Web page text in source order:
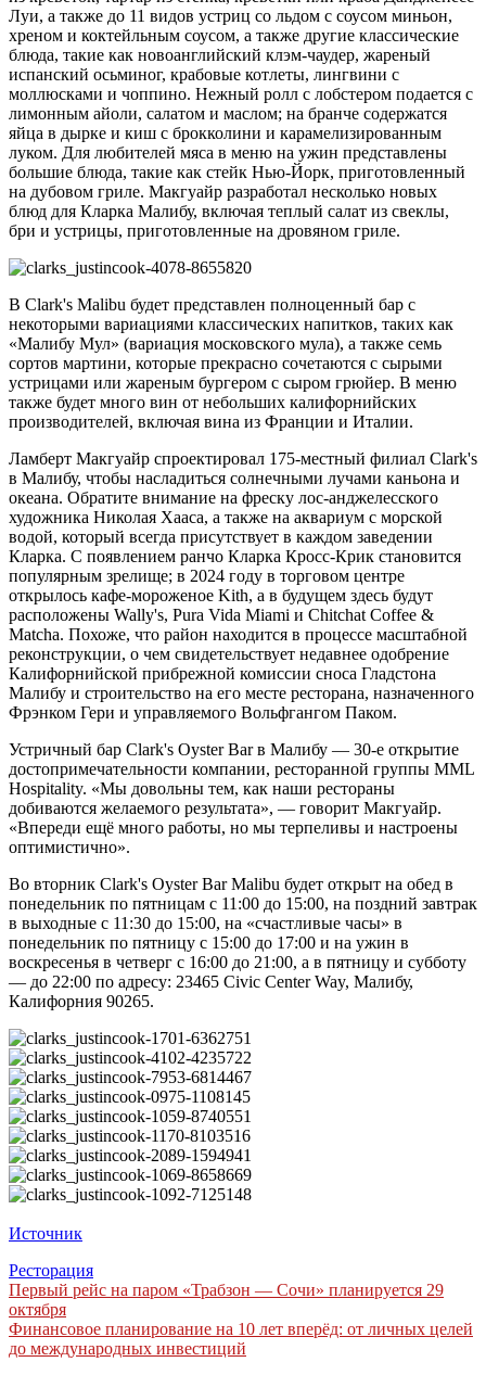
Луи, а также до 11 видов устриц со льдом с соусом миньон,
хреном и коктейльным соусом, а также другие классические
блюда, такие как новоанглийский клэм-чаудер, жареный
испанский осьминог, крабовые котлеты, лингвини с
моллюсками и чоппино. Нежный ролл с лобстером подается с
лимонным айоли, салатом и маслом; на бранче содержатся
яйца в дырке и киш с брокколини и карамелизированным
луком. Для любителей мяса в меню на ужин представлены
большие блюда, такие как стейк Нью-Йорк, приготовленный
на дубовом гриле. Макгуайр разработал несколько новых
блюд для Кларка Малибу, включая теплый салат из свеклы,
бри и устрицы, приготовленные на дровяном гриле.
В Clark's Malibu будет представлен полноценный бар с
некоторыми вариациями классических напитков, таких как
«Малибу Мул» (вариация московского мула), а также семь
сортов мартини, которые прекрасно сочетаются с сырыми
устрицами или жареным бургером с сыром грюйер. В меню
также будет много вин от небольших калифорнийских
производителей, включая вина из Франции и Италии.
Ламберт Макгуайр спроектировал 175-местный филиал Clark's
в Малибу, чтобы насладиться солнечными лучами каньона и
океана. Обратите внимание на фреску лос-анджелесского
художника Николая Хааса, а также на аквариум с морской
водой, который всегда присутствует в каждом заведении
Кларка. С появлением ранчо Кларка Кросс-Крик становится
популярным зрелище; в 2024 году в торговом центре
открылось кафе-мороженое Kith, а в будущем здесь будут
расположены Wally's, Pura Vida Miami и Chitchat Coffee &
Matcha. Похоже, что район находится в процессе масштабной
реконструкции, о чем свидетельствует недавнее одобрение
Калифорнийской прибрежной комиссии сноса Гладстона
Малибу и строительство на его месте ресторана, назначенного
Фрэнком Гери и управляемого Вольфгангом Паком.
Устричный бар Clark's Oyster Bar в Малибу — 30-е открытие
достопримечательности компании, ресторанной группы MML
Hospitality. «Мы довольны тем, как наши рестораны
добиваются желаемого результата», — говорит Макгуайр.
«Впереди ещё много работы, но мы терпеливы и настроены
оптимистично».
Во вторник Clark's Oyster Bar Malibu будет открыт на обед в
понедельник по пятницам с 11:00 до 15:00, на поздний завтрак
в выходные с 11:30 до 15:00, на «счастливые часы» в
понедельник по пятницу с 15:00 до 17:00 и на ужин в
воскресенья в четверг с 16:00 до 21:00, а в пятницу и субботу
— до 22:00 по адресу: 23465 Civic Center Way, Малибу,
Калифорния 90265.
Источник
Ресторация
Навигация
по
записям
Первый рейс на паром «Трабзон — Сочи» планируется 29
октября
Финансовое планирование на 10 лет вперёд: от личных целей
до международных инвестиций